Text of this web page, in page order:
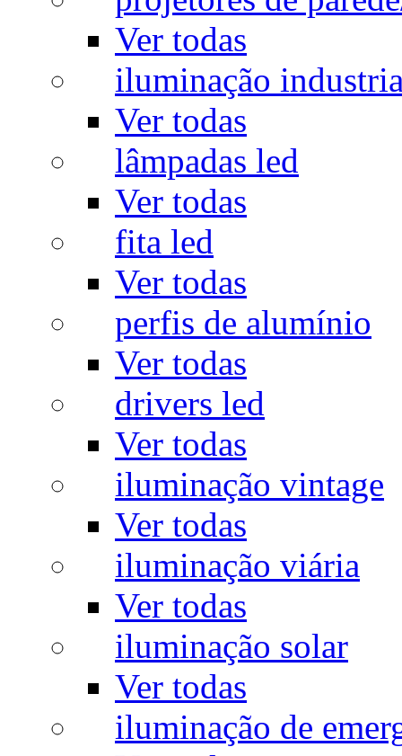
Ver todas
iluminação
Ver todas
lâmpadas led
Ver todas
fita led
Ver todas
perfis de alumínio
Ver todas
drivers led
Ver todas
iluminação vintage
Ver todas
iluminação viária
Ver todas
iluminação solar
Ver todas
iluminação de